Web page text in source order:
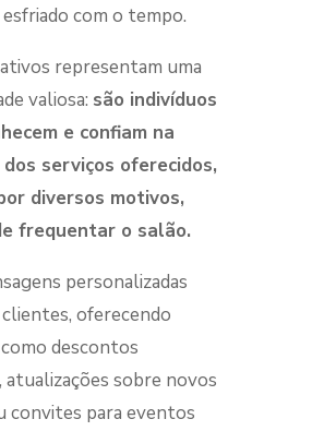
com o tempo.
representam uma
valiosa: são indivíduos
e confiam na
serviços oferecidos,
diversos motivos,
frequentar o salão.
personalizadas
clientes, oferecendo
descontos
atualizações sobre novos
convites para eventos